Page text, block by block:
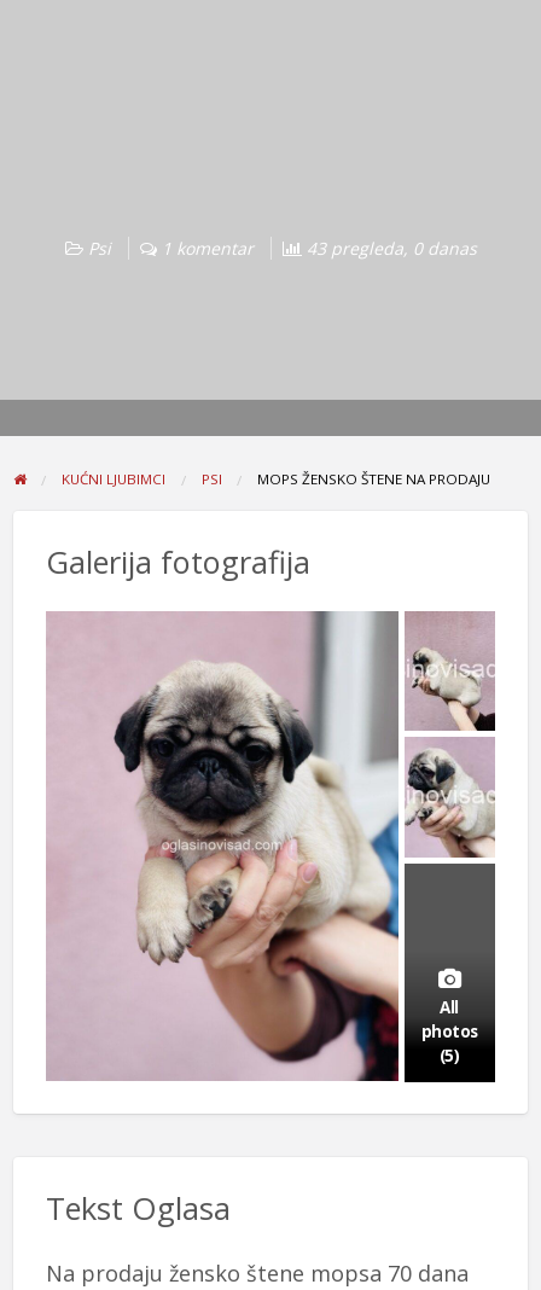
Psi 1 komentar 43 pregleda, 0 danas
KUĆNI LJUBIMCI PSI MOPS ŽENSKO ŠTENE NA PRODAJU
Galerija fotografija
All
photos
(5)
Tekst Oglasa
Na prodaju žensko štene mopsa 70 dana